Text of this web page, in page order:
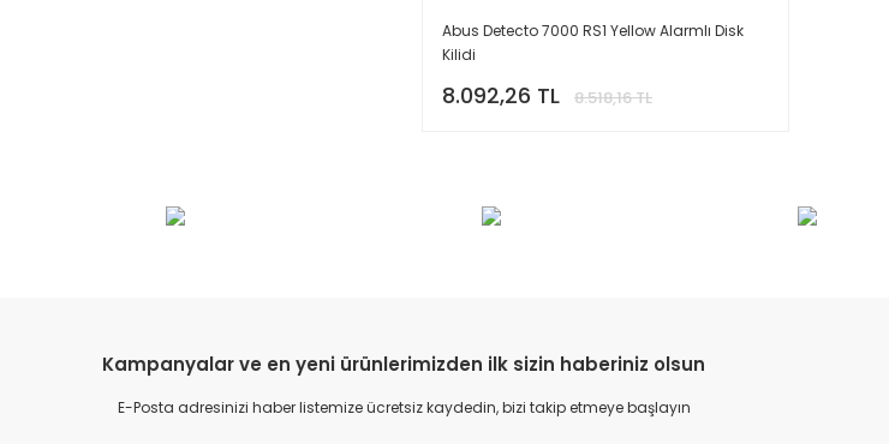
Abus Detecto 7000 RS1 Yellow Alarmlı Disk
Kilidi
8.092,26 TL 8.518,16 TL
Kampanyalar ve en yeni ürünlerimizden ilk sizin haberiniz olsun
E-Posta adresinizi haber listemize ücretsiz kaydedin, bizi takip etmeye başlayın